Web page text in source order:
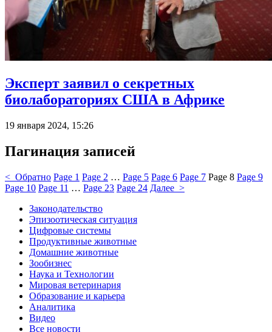
Эксперт заявил о секретных
биолабораториях США в Африке
19 января 2024, 15:26
Пагинация записей
< Обратно Page 1 Page 2 … Page 5 Page 6 Page 7 Page 8 Page 9
Page 10 Page 11 … Page 23 Page 24 Далее >
Законодательство
Эпизоотическая ситуация
Цифровые системы
Продуктивные животные
Домашние животные
Зообизнес
Наука и Технологии
Мировая ветеринария
Образование и карьера
Аналитика
Видео
Все новости